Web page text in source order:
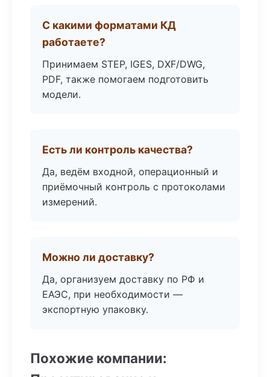
С какими форматами КД
работаете?
Принимаем STEP, IGES, DXF/DWG,
PDF, также помогаем подготовить
модели.
Есть ли контроль качества?
Да, ведём входной, операционный и
приёмочный контроль с протоколами
измерений.
Можно ли доставку?
Да, организуем доставку по РФ и
ЕАЭС, при необходимости —
экспортную упаковку.
Похожие компании: